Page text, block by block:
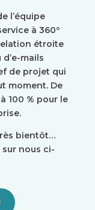
l’équipe
à 360º
étroite
mails
de projet qui
moment. De
100 % pour le
bientôt…
nous ci-